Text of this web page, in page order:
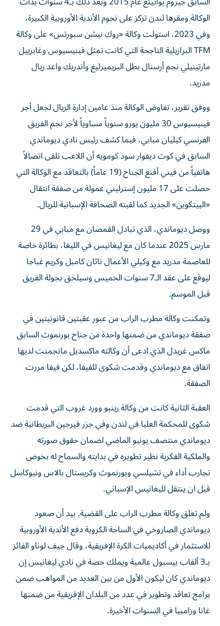
الوكالة ومقرها لندن تركز على نجوم الأندية الأوروبية الكبيرة،
وفي 2023، استولت وكالة «روك نيشن سبورتس» على وكالة
TFM البرازيلية الناجحة التي كانت تمثل فينيسيوس وغابرييل
مارتينيلي نجم أرسنال بطل البريميرليغ وأندريك واعد ريال
مدريد.
ووفق تقرير، تفاوض الوكالة منذ عامين إدارة الريال لجعل أجر
فينيسيوس 30 مليون يورو سنوياً مساوياً لأجر نجم الفريق
الفرنسي كيليان مبابي، فيما كشف رئيس نادي ديوماندي
السابق في كوت ديفوار سود كومويه أن اللاعب تلقى اتصالاً
هاتفياً من فيني أقنع الجناح (19 عاماً) بالتعاقد مع الوكالة التي
حصلت على 17 مليون إسترليني عمولة من صفقة انتقال
«البيتكوين» الجديد كما لقبته الصحافة الإسبانية للريال.
ووصل ديوماندي، الذي تبادل القمصان مع مبابي في 29
مارس 2025 عندما كان مع ليغانيس في الليغا، بطائرة خاصة
للعاصمة مدريد مع وكيلي الأعمال ناثان كامبل وكريم غباجا
ليوقع على عقد الـ7 سنوات الخميس وسيلحق بجولة الفريق
قبل الموسم.
وتمكنت وكالة مطرب الراب من عبور عقبتين قانونيتين في
صفقة ديوماندي من ضمنها واحدة من جناح بورنموث السابق
ماكس غريدل الذي ادعى أن وكالته ماكسديل مانجمنت لديها
اتفاق مع ديوماندي وقدمت شكوى للفيفا، لكن فيفا مررت
الصفقة.
العقبة الثانية كانت من وكالة رينبو وورد غروب التي قدمت
شكوى للمحكمة العليا في لندن وفي جزر فيرجين البريطانية ضد
ديوماندي منتصف يونيو الماضي لضمان حقوق صورته
والملكية الفكرية نظير تطويره في بدايته والسماح له بخوض
تجارب أداء في تشيلسي وبورنموث وكريستال بالاس ونيوكاسل
قبل ان ينتقل لليغانيس الإسباني.
ولم تعلق وكالة مطرب الراب على القضية. بيد أن صعود
ديوماندي الصاروخي في الساحة الكروية دفع الأندية الأوروبية
للاستثمار في أكاديميات الكرة الإفريقية، وقال جيف لوناو الفائز
بـ3 ألقاب بيسبول عالمية ويملك حصة في نادي ليغانيس إن
ديوماندي كان ليكون الأول من بين العديد من المواهب ضمن
برامج تعاقد وتطوير في عدد من البلدان الإفريقية من ضمنها
غانا وزامبيا في السنوات الأخيرة.